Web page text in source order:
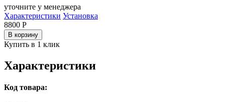
уточните у менеджера
Характеристики Установка
8800 Р
В корзину
Купить в 1 клик
Характеристики
Код товара: